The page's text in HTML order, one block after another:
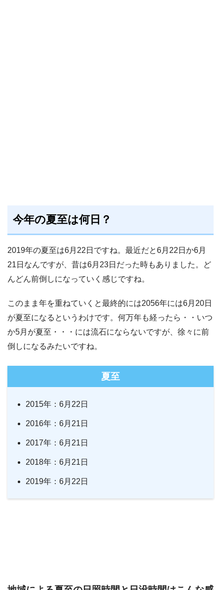
今年の夏至は何日？
2019年の夏至は6月22日ですね。最近だと6月22日か6月
21日なんですが、昔は6月23日だった時もありました。ど
んどん前倒しになっていく感じですね。
このまま年を重ねていくと最終的には2056年には6月20日
が夏至になるというわけです。何万年も経ったら・・いつ
か5月が夏至・・・には流石にならないですが、徐々に前
倒しになるみたいですね。
夏至
2015年：6月22日
2016年：6月21日
2017年：6月21日
2018年：6月21日
2019年：6月22日